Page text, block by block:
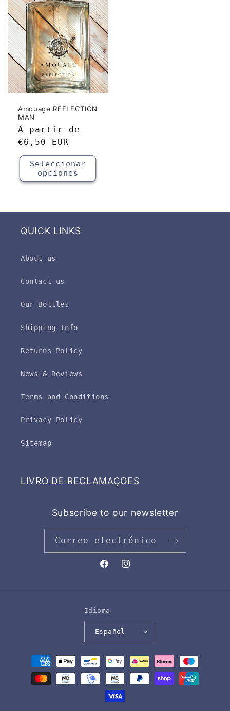
Amouage REFLECTION
MAN
Precio
habitual
A partir de
€6,50 EUR
Seleccionar
opciones
QUICK LINKS
About us
Contact us
Our Bottles
Shipping Info
Returns Policy
News & Reviews
Terms and Conditions
Privacy Policy
Sitemap
LIVRO DE RECLAMAÇOES
Subscribe to our newsletter
Correo electrónico
FacebookInstagram
Idioma
Español
Formas
pago